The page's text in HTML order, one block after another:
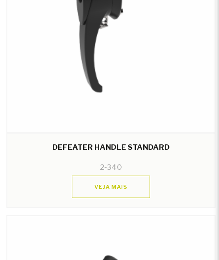
DEFEATER HANDLE STANDARD
2-340
VEJA MAIS